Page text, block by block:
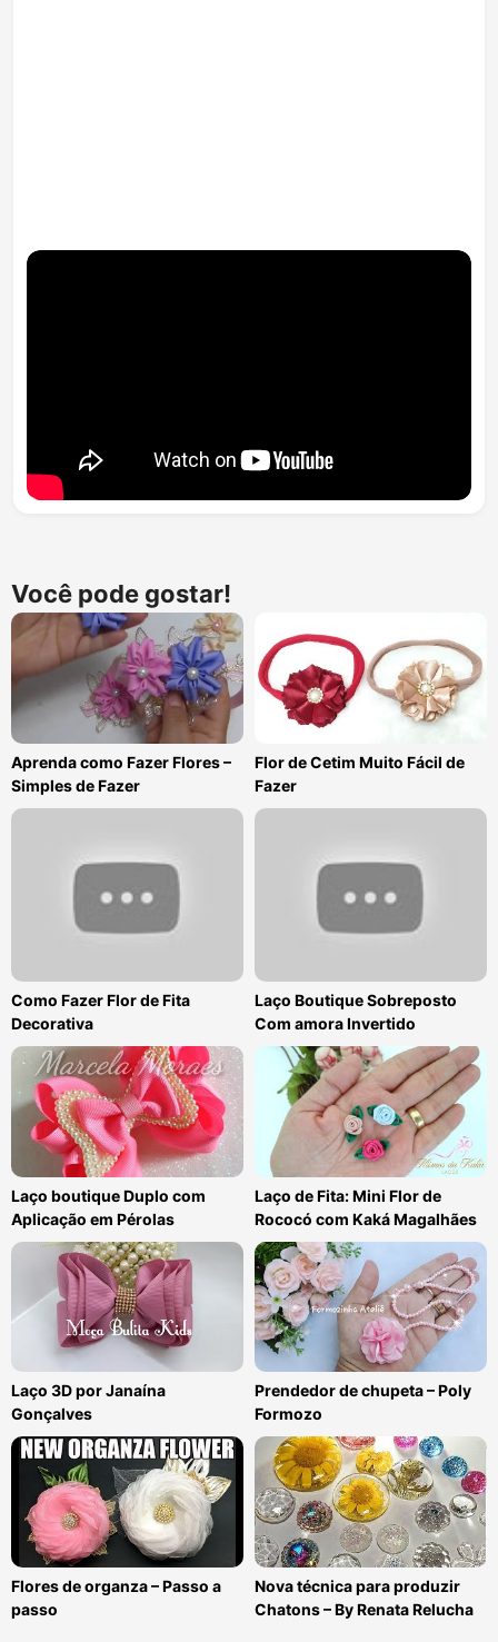
Você pode gostar!
Aprenda como Fazer Flores –
Simples de Fazer
Flor de Cetim Muito Fácil de
Fazer
Como Fazer Flor de Fita
Decorativa
Laço Boutique Sobreposto
Com amora Invertido
Laço boutique Duplo com
Aplicação em Pérolas
Laço de Fita: Mini Flor de
Rococó com Kaká Magalhães
Laço 3D por Janaína
Gonçalves
Prendedor de chupeta – Poly
Formozo
Flores de organza – Passo a
passo
Nova técnica para produzir
Chatons – By Renata Relucha